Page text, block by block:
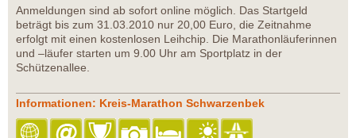
Anmeldungen sind ab sofort online möglich. Das Startgeld
beträgt bis zum 31.03.2010 nur 20,00 Euro, die Zeitnahme
erfolgt mit einen kostenlosen Leihchip. Die Marathonläuferinnen
und –läufer starten um 9.00 Uhr am Sportplatz in der
Schützenallee.
Informationen: Kreis-Marathon Schwarzenbek